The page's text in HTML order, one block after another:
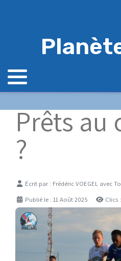
Prêts au
?
DétailsÉcrit par : Frédéric VOEGEL avec
Publié le : 11 Août 2025
Clics